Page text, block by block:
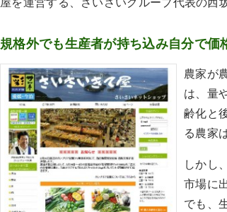
規格外でも生産者が持ち込み自分で価
農家が
は、量
齢化と
る農家
しかし
市場に
でも、